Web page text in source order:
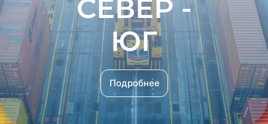
СЕВЕР -
ЮГ
Подробнее